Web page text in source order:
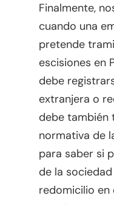
Finalmente,
cuando una
pretende
escisiones en
debe
extranjera o
debe también
normativa de
para saber si
de la
redomicilio